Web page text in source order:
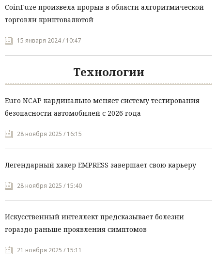
CoinFuze произвела прорыв в области алгоритмической
торговли криптовалютой
15 января 2024 / 10:47
Технологии
Euro NCAP кардинально меняет систему тестирования
безопасности автомобилей с 2026 года
28 ноября 2025 / 16:15
Легендарный хакер EMPRESS завершает свою карьеру
28 ноября 2025 / 15:40
Искусственный интеллект предсказывает болезни
гораздо раньше проявления симптомов
21 ноября 2025 / 15:11